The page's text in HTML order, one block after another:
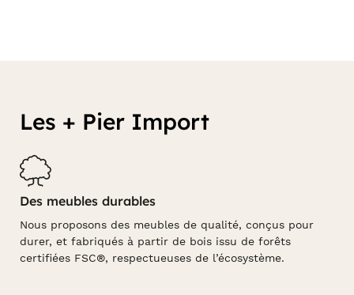
Les + Pier Import
Des meubles durables
Nous proposons des meubles de qualité, conçus pour
durer, et fabriqués à partir de bois issu de forêts
certifiées FSC®, respectueuses de l’écosystème.